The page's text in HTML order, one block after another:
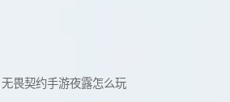
畏契约手游夜露怎么玩